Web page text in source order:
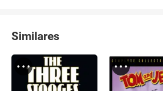
Similares